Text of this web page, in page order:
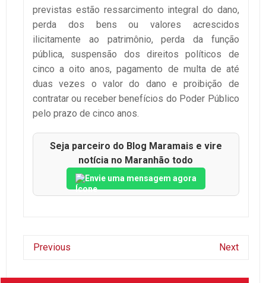
previstas estão ressarcimento integral do dano,
perda dos bens ou valores acrescidos
ilicitamente ao patrimônio, perda da função
pública, suspensão dos direitos políticos de
cinco a oito anos, pagamento de multa de até
duas vezes o valor do dano e proibição de
contratar ou receber benefícios do Poder Público
pelo prazo de cinco anos.
Seja parceiro do Blog Maramais e vire
notícia no Maranhão todo
Envie uma mensagem agora
Previous Next